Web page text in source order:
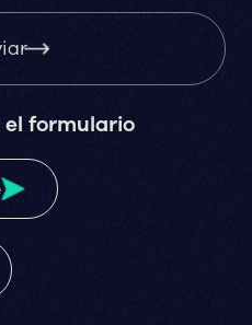
formulario